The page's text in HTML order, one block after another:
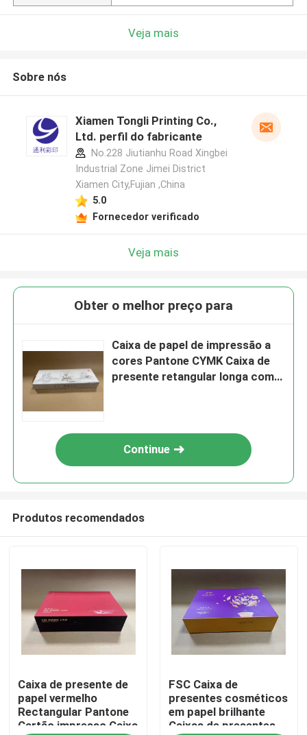
Veja mais
Sobre nós
Xiamen Tongli Printing Co.,
Ltd. perfil do fabricante
No.228 Jiutianhu Road Xingbei
Industrial Zone Jimei District
Xiamen City,Fujian ,China
5.0
Fornecedor verificado
Veja mais
Obter o melhor preço para
Caixa de papel de impressão a
cores Pantone CYMK Caixa de
presente retangular longa com
Continue
Produtos recomendados
Caixa de presente de
papel vermelho
Rectangular Pantone
Cartão impresso Caixa
FSC Caixa de
presentes cosméticos
em papel brilhante
Caixas de presentes